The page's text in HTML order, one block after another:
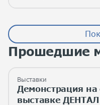
Прошедшие
Выставки
Демонстрация на
выставке